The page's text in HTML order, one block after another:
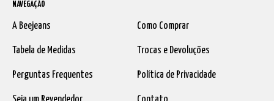
NAVEGAÇÃO
A Beejeans Como Comprar
Tabela de Medidas Trocas e Devoluções
Perguntas Frequentes Política de Privacidade